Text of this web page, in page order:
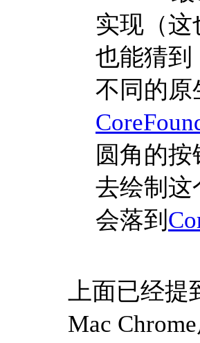
实现（这
也能猜到
不同的原
圆角的
去绘制这
会落到
上面已经提
Mac